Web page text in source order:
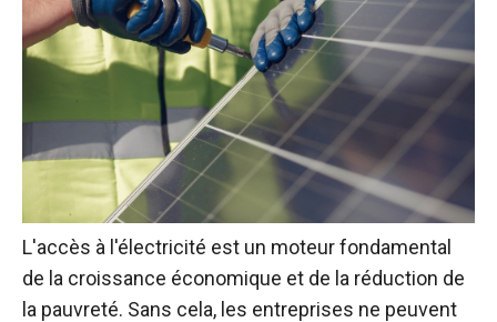
L'accès à l'électricité est un moteur fondamental
de la croissance économique et de la réduction de
la pauvreté. Sans cela, les entreprises ne peuvent